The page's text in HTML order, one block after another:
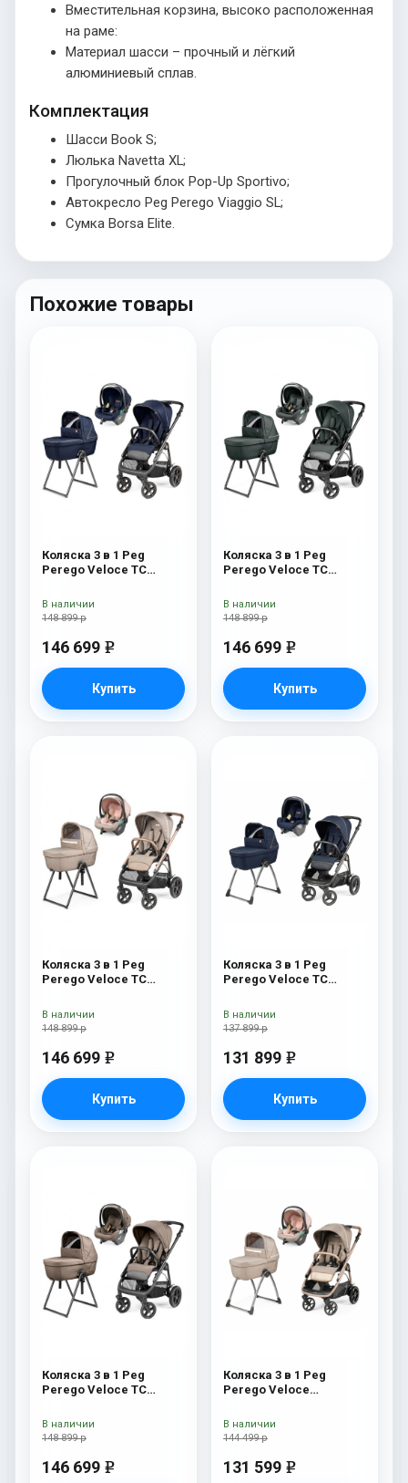
Вместительная корзина, высоко расположенная
на раме:
Материал шасси – прочный и лёгкий
алюминиевый сплав.
Комплектация
Шасси Book S;
Люлька Navetta XL;
Прогулочный блок Pop-Up Sportivo;
Автокресло Peg Perego Viaggio SL;
Сумка Borsa Elite.
Похожие товары
Коляска 3 в 1 Peg
Perego Veloce TC
Shine New
148 899 р
146 699 e
Купить
В наличии
Коляска 3 в 1 Peg
Perego Veloce TC
New
148 899 р
146 699 e
Купить
В наличии
Коляска 3 в 1 Peg
Perego Veloce TC
Amour New
148 899 р
146 699 e
Купить
В наличии
Коляска 3 в 1 Peg
Perego Veloce TC
Shine
137 899 р
131 899 e
Купить
В наличии
Коляска 3 в 1 Peg
Perego Veloce TC
Bark New
148 899 р
146 699 e
В наличии
Коляска 3 в 1 Peg
Perego Veloce
Amour
144 499 р
131 599 e
В наличии